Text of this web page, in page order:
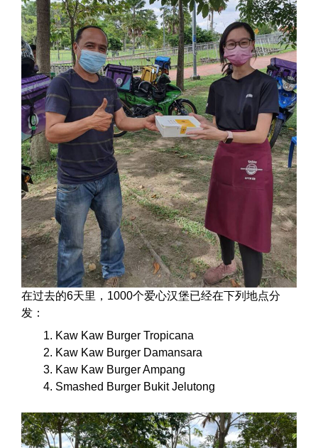
在过去的6天里，1000个爱心汉堡已经在下列地点分
发：
Kaw Kaw Burger Tropicana
Kaw Kaw Burger Damansara
Kaw Kaw Burger Ampang
Smashed Burger Bukit Jelutong